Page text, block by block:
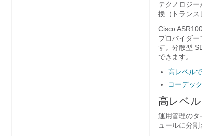
テクノロジ
換（トランス
Cisco
プロバイダー
す。分散型
できます。
高レベル
コーデッ
高レベ
運用管理のタ
ュールに分割